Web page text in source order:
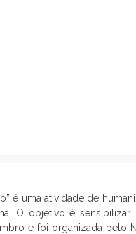
é uma atividade de
O objetivo é
e foi organizada pelo